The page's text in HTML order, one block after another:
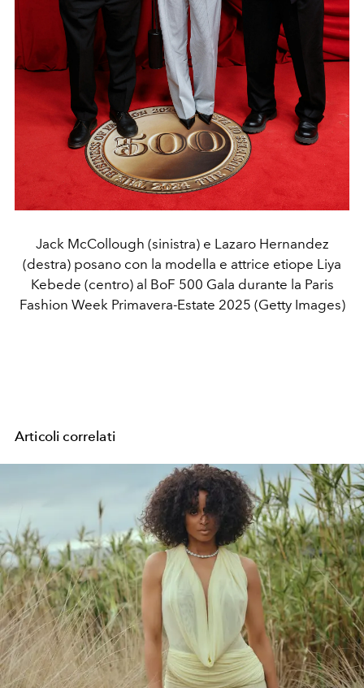
Jack McCollough (sinistra) e Lazaro Hernandez
(destra) posano con la modella e attrice etiope Liya
Kebede (centro) al BoF 500 Gala durante la Paris
Fashion Week Primavera-Estate 2025 (Getty Images)
Articoli correlati